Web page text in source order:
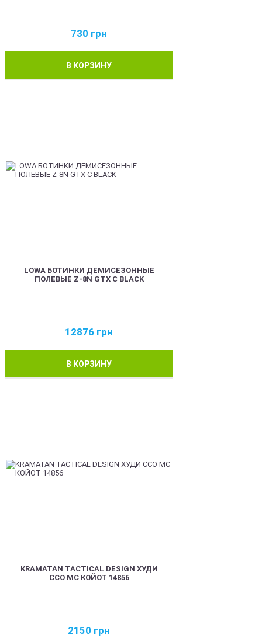
730 грн
В КОРЗИНУ
LOWA БОТИНКИ ДЕМИСЕЗОННЫЕ
ПОЛЕВЫЕ Z-8N GTX C BLACK
12876 грн
В КОРЗИНУ
KRAMATAN TACTICAL DESIGN ХУДИ
ССО МС КОЙОТ 14856
2150 грн